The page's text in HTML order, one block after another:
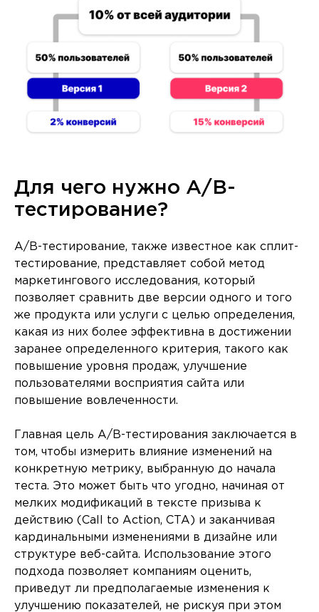
Для чего нужно A/B-
тестирование?
A/B-тестирование, также известное как сплит-
тестирование, представляет собой метод
маркетингового исследования, который
позволяет сравнить две версии одного и того
же продукта или услуги с целью определения,
какая из них более эффективна в достижении
заранее определенного критерия, такого как
повышение уровня продаж, улучшение
пользователями восприятия сайта или
повышение вовлеченности.
Главная цель A/B-тестирования заключается в
том, чтобы измерить влияние изменений на
конкретную метрику, выбранную до начала
теста. Это может быть что угодно, начиная от
мелких модификаций в тексте призыва к
действию (Call to Action, CTA) и заканчивая
кардинальными изменениями в дизайне или
структуре веб-сайта. Использование этого
подхода позволяет компаниям оценить,
приведут ли предполагаемые изменения к
улучшению показателей, не рискуя при этом